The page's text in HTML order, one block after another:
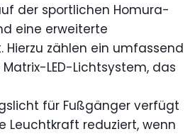
der sportlichen Homura-
eine erweiterte
zählen ein umfassend
LED-Lichtsystem, das
für Fußgänger verfügt
Leuchtkraft reduziert, wenn